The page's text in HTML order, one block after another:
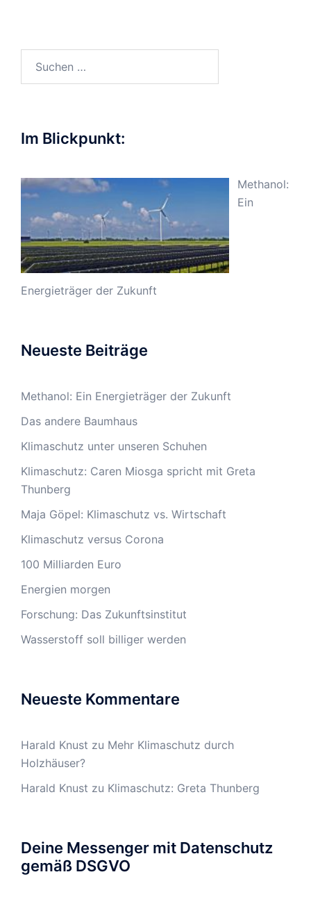
nach:
Im Blickpunkt:
Methanol:
Ein
Energieträger der Zukunft
Neueste Beiträge
Methanol: Ein Energieträger der Zukunft
Das andere Baumhaus
Klimaschutz unter unseren Schuhen
Klimaschutz: Caren Miosga spricht mit Greta
Thunberg
Maja Göpel: Klimaschutz vs. Wirtschaft
Klimaschutz versus Corona
100 Milliarden Euro
Energien morgen
Forschung: Das Zukunftsinstitut
Wasserstoff soll billiger werden
Neueste Kommentare
Harald Knust zu Mehr Klimaschutz durch
Holzhäuser?
Harald Knust zu Klimaschutz: Greta Thunberg
Deine Messenger mit Datenschutz
gemäß DSGVO